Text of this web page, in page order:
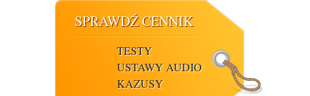
SPRAWDŹ CENNIK
TESTY
USTAWY AUDIO
KAZUSY